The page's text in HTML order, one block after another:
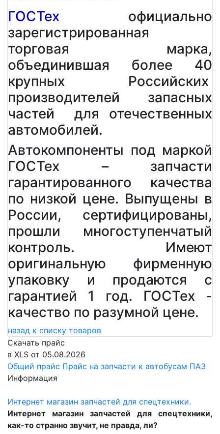
ГОСТех официально
зарегистрированная
торговая марка,
объединившая более 40
крупных Российских
производителей запасных
частей для отечественных
автомобилей.
Автокомпоненты под маркой
ГОСТех – запчасти
гарантированного качества
по низкой цене. Выпущены в
России, сертифицированы,
прошли многоступенчатый
контроль. Имеют
оригинальную фирменную
упаковку и продаются с
гарантией 1 год. ГОСТех -
качество по разумной цене.
назад к списку товаров
Скачать прайс
в XLS от 05.08.2026
Общий прайс Прайс на запчасти к автобусам ПАЗ
Информация
Интернет магазин запчастей для спецтехники.
Интернет магазин запчастей для спецтехники,
как-то странно звучит, не правда, ли?